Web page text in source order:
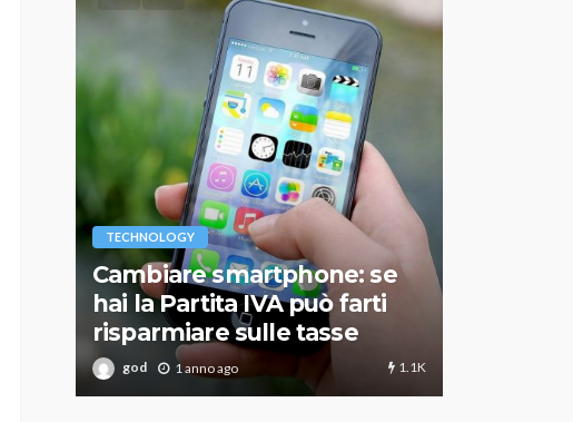
TECHNOLOGY
Cambiare smartphone: se
hai la Partita IVA può farti
risparmiare sulle tasse
god 1 anno ago 1.1K